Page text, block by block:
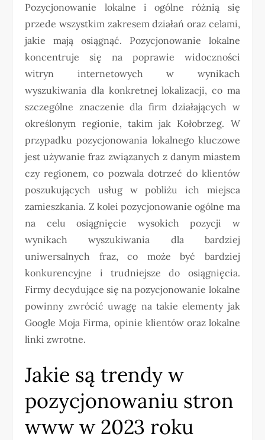
Pozycjonowanie lokalne i ogólne różnią się
przede wszystkim zakresem działań oraz celami,
jakie mają osiągnąć. Pozycjonowanie lokalne
koncentruje się na poprawie widoczności
witryn internetowych w wynikach
wyszukiwania dla konkretnej lokalizacji, co ma
szczególne znaczenie dla firm działających w
określonym regionie, takim jak Kołobrzeg. W
przypadku pozycjonowania lokalnego kluczowe
jest używanie fraz związanych z danym miastem
czy regionem, co pozwala dotrzeć do klientów
poszukujących usług w pobliżu ich miejsca
zamieszkania. Z kolei pozycjonowanie ogólne ma
na celu osiągnięcie wysokich pozycji w
wynikach wyszukiwania dla bardziej
uniwersalnych fraz, co może być bardziej
konkurencyjne i trudniejsze do osiągnięcia.
Firmy decydujące się na pozycjonowanie lokalne
powinny zwrócić uwagę na takie elementy jak
Google Moja Firma, opinie klientów oraz lokalne
linki zwrotne.
Jakie są trendy w
pozycjonowaniu stron
www w 2023 roku